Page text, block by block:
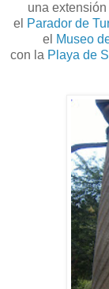
una
el Parador de
el Museo
con la Playa de